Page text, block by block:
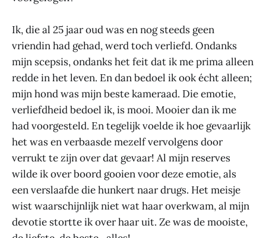
Ik, die al 25 jaar oud was en nog steeds geen
vriendin had gehad, werd toch verliefd. Ondanks
mijn scepsis, ondanks het feit dat ik me prima alleen
redde in het leven. En dan bedoel ik ook écht alleen;
mijn hond was mijn beste kameraad. Die emotie,
verliefdheid bedoel ik, is mooi. Mooier dan ik me
had voorgesteld. En tegelijk voelde ik hoe gevaarlijk
het was en verbaasde mezelf vervolgens door
verrukt te zijn over dat gevaar! Al mijn reserves
wilde ik over boord gooien voor deze emotie, als
een verslaafde die hunkert naar drugs. Het meisje
wist waarschijnlijk niet wat haar overkwam, al mijn
devotie stortte ik over haar uit. Ze was de mooiste,